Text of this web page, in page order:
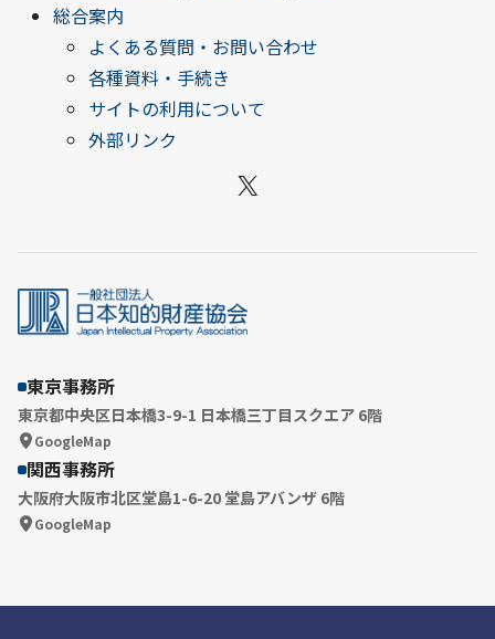
総合案内
よくある質問・お問い合わせ
各種資料・手続き
サイトの利用について
外部リンク
X
東京事務所
東京都中央区日本橋3-9-1 日本橋三丁目スクエア 6階
GoogleMap
関西事務所
大阪府大阪市北区堂島1-6-20 堂島アバンザ 6階
GoogleMap